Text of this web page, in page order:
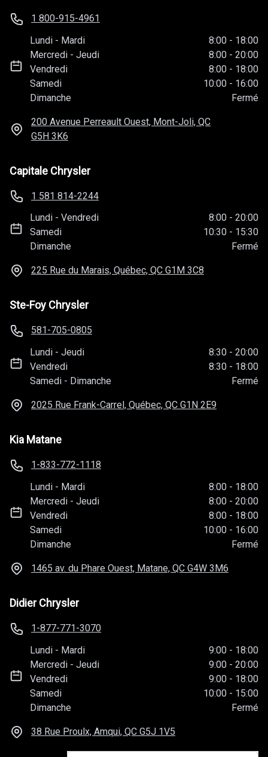
1 800-915-4961
Lundi - Mardi 8:00 - 18:00
Mercredi -Jeudi 8:00 - 20:00
Vendredi
8:00 - 18:00
Samedi
10:00 - 16:00
Dimanche
Fermé
200 Avenue Perreault Ouest, Mont-Joli, QC
G5H 3K6
Capitale Chrysler
1 581 814-2244
Lundi -Vendredi 8:00 - 20:00
Samedi
10:30 - 15:30
Dimanche
Fermé
225 Rue du Marais, Québec, QC G1M 3C8
Ste-Foy Chrysler
581-705-0805
Lundi -Jeudi 8:30 - 20:00
Vendredi
8:30 - 18:00
Samedi - Dimanche Fermé
2025 Rue Frank-Carrel, Québec, QC G1N 2E9
Kia Matane
1-833-772-1118
Lundi - Mardi 8:00 - 18:00
Mercredi -Jeudi 8:00 - 20:00
Vendredi
8:00 - 18:00
Samedi
10:00 - 16:00
Dimanche
Fermé
1465 av. du Phare Ouest, Matane, QC G4W 3M6
Didier Chrysler
1-877-771-3070
Lundi - Mardi 9:00 - 18:00
Mercredi -Jeudi 9:00 - 20:00
Vendredi
9:00 - 18:00
Samedi
10:00 - 15:00
Dimanche
Fermé
38 Rue Proulx, Amqui, QC G5J 1V5